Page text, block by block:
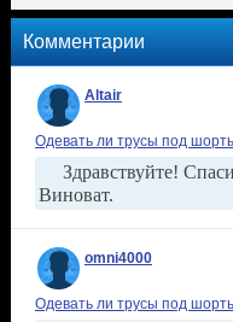
Комментарии
Altair
Одевать ли трусы под
Здравствуйте!
Виноват.
omni4000
Одевать ли трусы под